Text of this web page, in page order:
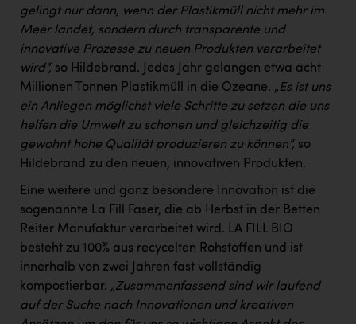
gelingt nur dann, wenn der Plastikmüll nicht mehr im
Meer landet, sondern durch transparente und
innovative Prozesse zu neuen Produkten verarbeitet
wird“, so Hildebrand. Jedes Jahr gelangen etwa acht
Millionen Tonnen Plastikmüll in die Ozeane. „Es ist uns
ein Anliegen möglichst viele Schritte zu setzen die uns
helfen die Umwelt zu schonen und gleichzeitig die
gewohnt hohe Qualität produzieren zu können“, so
Hildebrand zu den neuen, innovativen Produkten.
Eine weitere und ganz besondere Innovation ist die
sogenannte La Fill Faser, die ab Herbst in der Betten
Reiter Manufaktur verarbeitet wird. LA FILL BIO
besteht zu 100% aus recycelten Rohstoffen und ist
innerhalb von zwei Jahren fast vollständig
kompostierbar. „Zusammenfassend sind wir laufend
auf der Suche nach Innovationen und kreativen